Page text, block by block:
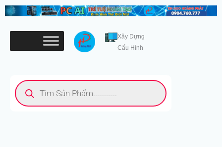
Nhảy
tới
Xây Dựng
Cấu Hình
Tìm
kiếm
sản
phẩm